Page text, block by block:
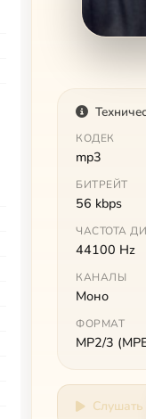
КОДЕК
mp3
БИТРЕЙТ
56 kbps
ЧАСТОТА
44100 Hz
КАНАЛЫ
Моно
ФОРМАТ
MP2/3
Слушать